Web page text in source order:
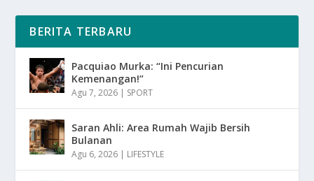
BERITA TERBARU
Pacquiao Murka: “Ini Pencurian
Kemenangan!”
Agu 7, 2026 | SPORT
Saran Ahli: Area Rumah Wajib Bersih
Bulanan
Agu 6, 2026 | LIFESTYLE